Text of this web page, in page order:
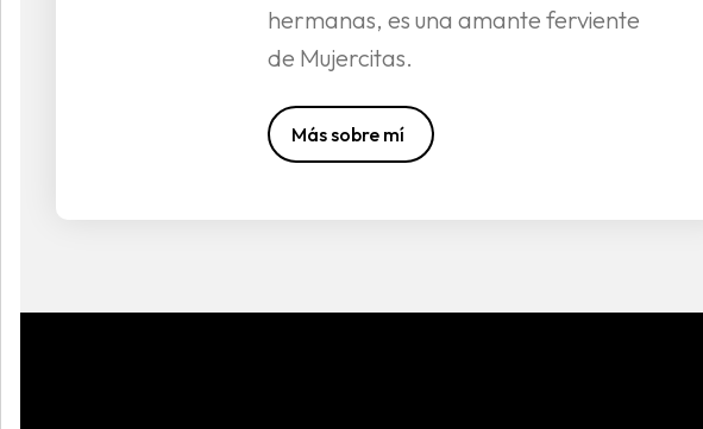
hermanas, es una amante ferviente
de Mujercitas.
Más sobre mí